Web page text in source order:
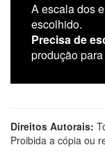
A escala dos
escolhido.
Precisa de
produção
Direitos Autorais:
Proibida a cópia ou